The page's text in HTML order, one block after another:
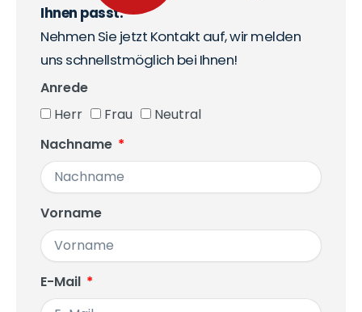
Ihnen passt.
Nehmen Sie jetzt Kontakt auf, wir melden
uns schnellstmöglich bei Ihnen!
Anrede
Herr
Frau
Neutral
Nachname
Vorname
E-Mail